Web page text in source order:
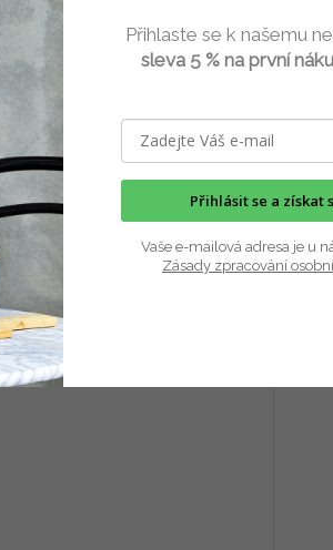
rukojetí 18 cm Inu Zone
a masáž celého těla.
kančí štětiny...
499
Přihlaste se k našemu
sleva 5 % na první
Přihlásit se a získat
Vaše e-mailová adresa je u
Zásady zpracování